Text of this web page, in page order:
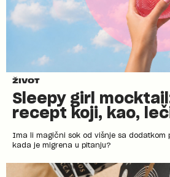
ŽIVOT
Sleepy girl
recept koji, kao,
Ima li magični sok od višnje sa dodatkom
kada je migrena u pitanju?